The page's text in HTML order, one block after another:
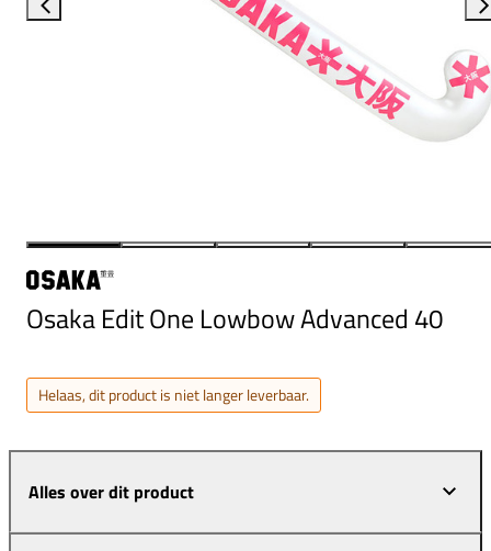
Osaka Edit One Lowbow Advanced 40
Helaas, dit product is niet langer leverbaar.
Alles over dit product